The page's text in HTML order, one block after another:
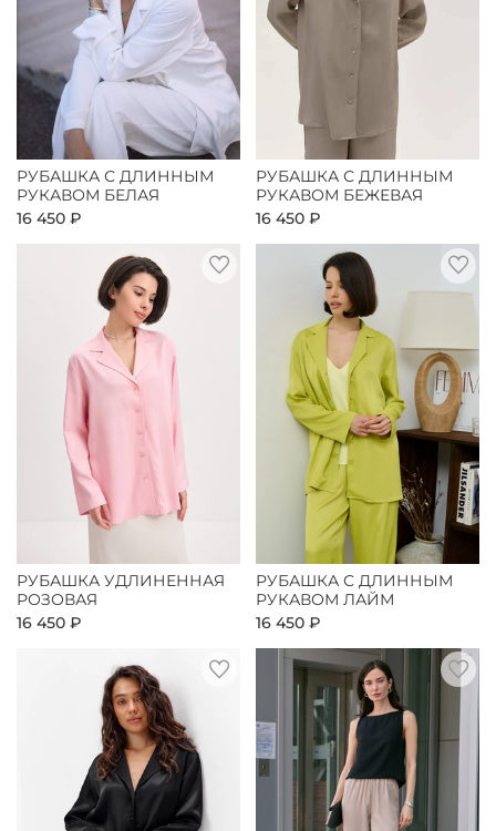
РУБАШКА С ДЛИННЫМ
РУКАВОМ БЕЛАЯ
16 450 ₽
РУБАШКА С ДЛИННЫМ
РУКАВОМ БЕЖЕВАЯ
16 450 ₽
РУБАШКА УДЛИНЕННАЯ
РОЗОВАЯ
16 450 ₽
РУБАШКА С ДЛИННЫМ
РУКАВОМ ЛАЙМ
16 450 ₽